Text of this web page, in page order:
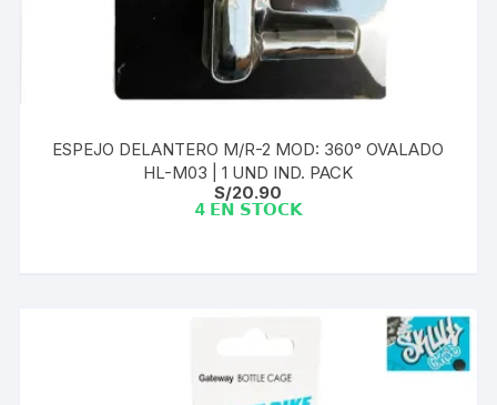
ESPEJO DELANTERO M/R-2 MOD: 360° OVALADO
HL-M03 | 1 UND IND. PACK
S/20.90
4 𝗘𝗡 𝗦𝗧𝗢𝗖𝗞